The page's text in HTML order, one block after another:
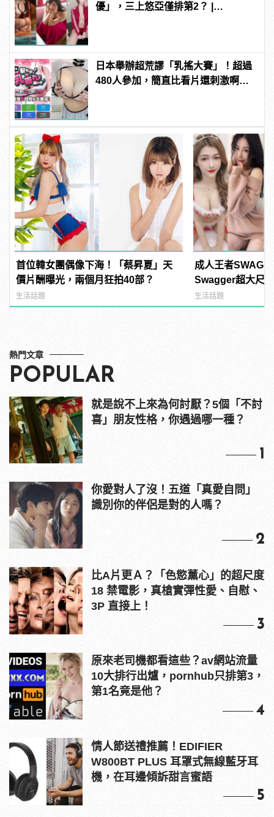
優」，三上悠亞僅排第2？ |
日本舉辦超荒謬「乳搖大賽」！超過
480人參加，簡直比看片還刺激啊！ |
首位韓女團偶像下海！「蔡昇夏」天
價片酬曝光，兩個月狂拍40部？
生活話題
成人王者SWAG
Swagger超大尺
紅海鮮通通有，
結！ |
生活話題
熱門文章
POPULAR
就是說不上來為何討厭？5個「不討
喜」朋友性格，你遇過哪一種？
1
你愛對人了沒！五道「真愛自問」
識別你的伴侶是對的人嗎？
2
比A片更Ａ？「色慾薰心」的超尺度
18 禁電影，真槍實彈性愛、自慰、
3P 直接上！
3
原來老司機都看這些？av網站流量
10大排行出爐，pornhub只排第3，
第1名竟是他？
4
情人節送禮推薦！EDIFIER
W800BT PLUS 耳罩式無線藍牙耳
機，在耳邊傾訴甜言蜜語
5